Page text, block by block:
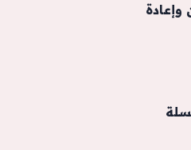
3×3 لكرة السلة